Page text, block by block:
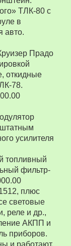
ТЛК-80 с
в
авто.
Прадо
откидные
78.
усилителя
топливный
фильтр-
плюс
световые
реле и др.,
АКПП и
приборов.